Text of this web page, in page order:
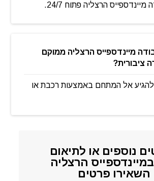
הרצליה פתוח 24/7.
מיינדספייס הרצליה ממוקם
ציבורית?
להגיע אל המתחם באמצעות רכבת או
נוספים או לתיאום
מיינדספייס הרצליה
השאירו פרטים